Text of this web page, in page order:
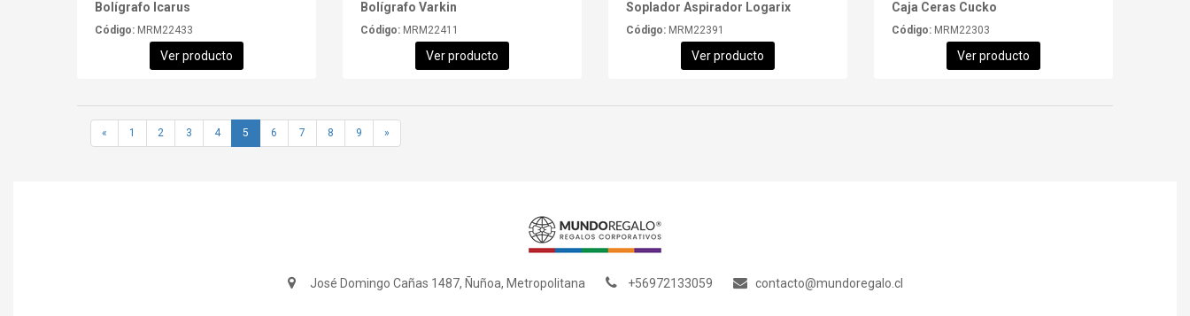
Bolígrafo Icarus
Código: MRM22433
Ver producto
Bolígrafo Varkin
Código: MRM22411
Ver producto
Soplador Aspirador Logarix
Código: MRM22391
Ver producto
Caja Ceras Cucko
Código: MRM22303
Ver producto
« 1 2 3 4 5 6 7 8 9 »
José Domingo Cañas 1487, Ñuñoa, Metropolitana +56972133059 contacto@mundoregalo.cl